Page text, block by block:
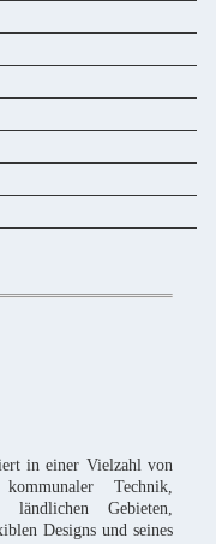
in einer Vielzahl von
kommunaler Technik,
ländlichen Gebieten,
Designs und seines